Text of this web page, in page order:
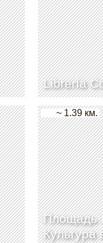
Librería
Площадь
Культура
~ 1.39 км.